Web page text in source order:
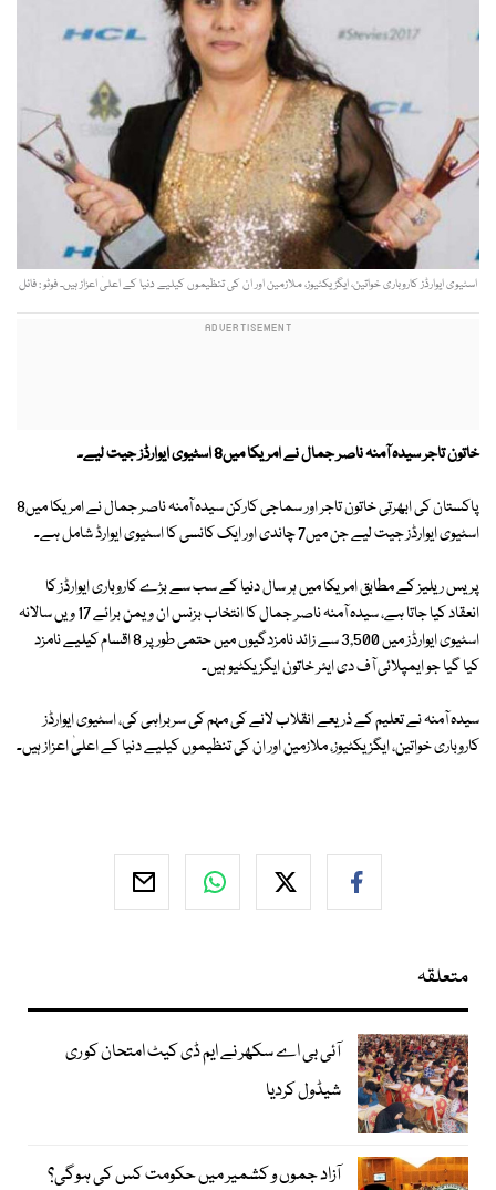
اسٹیوی ایوارڈز کاروباری خواتین، ایگزیکٹیوز، ملازمین اور ان کی تنظیموں کیلیے دنیا کے اعلیٰ اعزاز ہیں۔ فوٹو : فائل
خاتون تاجر سیدہ آمنہ ناصر جمال نے امریکا میں8 اسٹیوی ایوارڈز جیت لیے۔
پاکستان کی ابھرتی خاتون تاجر اور سماجی کارکن سیدہ آمنہ ناصر جمال نے امریکا میں8
اسٹیوی ایوارڈز جیت لیے جن میں7 چاندی اور ایک کانسی کا اسٹیوی ایوارڈ شامل ہے۔
پریس ریلیز کے مطابق امریکا میں ہر سال دنیا کے سب سے بڑے کاروباری ایوارڈز کا
انعقاد کیا جاتا ہے، سیدہ آمنہ ناصر جمال کا انتخاب بزنس ان ویمن برائے 17 ویں سالانہ
اسٹیوی ایوارڈز میں 3,500 سے زائد نامزدگیوں میں حتمی طور پر 8 اقسام کیلیے نامزد
کیا گیا جو ایمپلائی آف دی ایئر خاتون ایگزیکٹیو ہیں۔
سیدہ آمنہ نے تعلیم کے ذریعے انقلاب لانے کی مہم کی سربراہی کی، اسٹیوی ایوارڈز
کاروباری خواتین، ایگزیکٹیوز، ملازمین اور ان کی تنظیموں کیلیے دنیا کے اعلیٰ اعزاز ہیں۔
متعلقہ
آئی بی اے سکھر نے ایم ڈی کیٹ امتحان کو ری
شیڈول کردیا
آزاد جموں و کشمیر میں حکومت کس کی ہوگی؟